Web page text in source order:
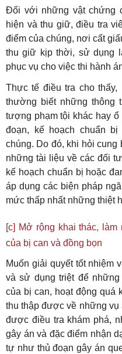
Đối với những vật chứng
hiện và thu giữ, điều tra
điểm của chúng, nơi cất
thu giữ kịp thời, sử dụng
phục vụ cho việc thi hành
Thực tế điều tra cho
thường biết những thông
tượng phạm tội khác hay
đoạn, kế hoạch chuẩn
chúng. Do đó, khi hỏi cung
những tài liệu về các đối
kế hoạch chuẩn bị hoặc
áp dụng các biện pháp
mức thấp nhất những thiệt
[c] Mở rộng khai thác,
của bị can và đồng bọn
Muốn giải quyết tốt nhiệm
và sử dụng triệt để
của bị can, hoạt động quá
thu thập được về những
được điều tra khám phá,
gây án và đặc điểm nhận
tự như thủ đoạn gây án